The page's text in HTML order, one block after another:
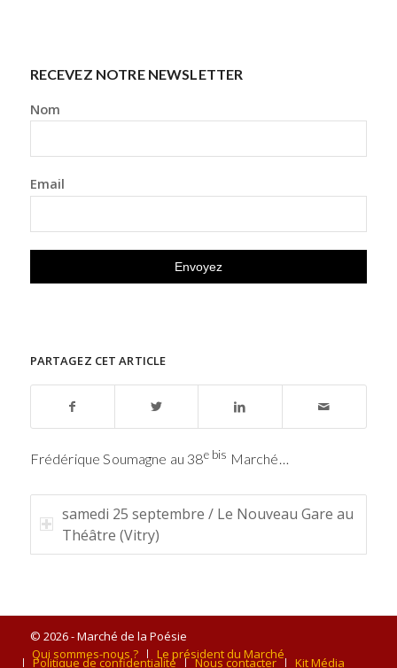
RECEVEZ NOTRE NEWSLETTER
Nom
Email
PARTAGEZ CET ARTICLE
Frédérique Soumagne au 38e bis Marché…
samedi 25 septembre / Le Nouveau Gare au
Théâtre (Vitry)
© 2026 - Marché de la Poésie
Qui sommes-nous ?
Le président du Marché
Politique de confidentialité Nous contacter Kit Média